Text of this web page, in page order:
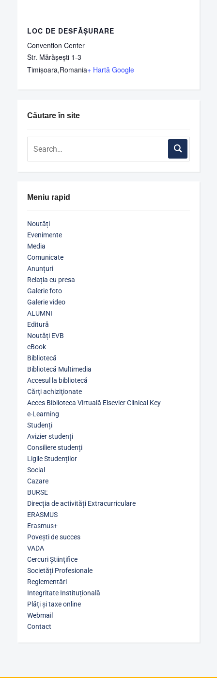
Căutare în site
Meniu rapid
Noutăți
Evenimente
Media
Comunicate
Anunțuri
Relația cu presa
Galerie foto
Galerie video
ALUMNI
Editură
Noutăți EVB
eBook
Bibliotecă
Bibliotecă Multimedia
Accesul la bibliotecă
Cărţi achiziţionate
Acces Biblioteca Virtuală Elsevier Clinical Key
e-Learning
Studenți
Avizier studenți
Consiliere studenți
Ligile Studenților
Social
Cazare
BURSE
Direcția de activități Extracurriculare
ERASMUS
Erasmus+
Povești de succes
VADA
Cercuri Științifice
Societăți Profesionale
Reglementări
Integritate Instituțională
Plăți și taxe online
Webmail
Contact
LOC DE DESFĂȘURARE
Convention Center
Str. Mărășești 1-3
Timișoara,Romania+ Hartă Google